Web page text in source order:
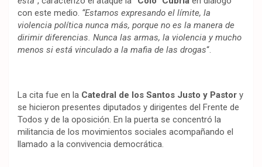
con este medio. “Estamos expresando el límite, la
violencia política nunca más, porque no es la manera de
dirimir diferencias. Nunca las armas, la violencia y mucho
menos si está vinculado a la mafia de las drogas“.
La cita fue en la Catedral de los Santos Justo y Pastor y
se hicieron presentes diputados y dirigentes del Frente de
Todos y de la oposición. En la puerta se concentró la
militancia de los movimientos sociales acompañando el
llamado a la convivencia democrática.